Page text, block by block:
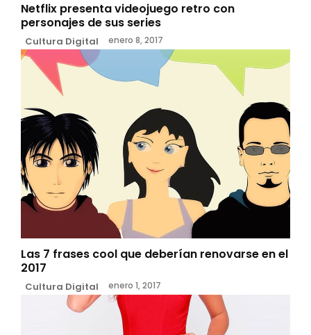
Netflix presenta videojuego retro con
personajes de sus series
Cultura Digital enero 8, 2017
Las 7 frases cool que deberían renovarse en el
2017
Cultura Digital enero 1, 2017